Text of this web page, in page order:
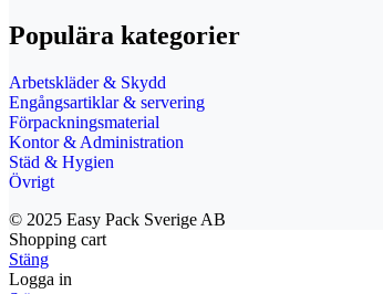
Populära kategorier
Arbetskläder & Skydd
Engångsartiklar & servering
Förpackningsmaterial
Kontor & Administration
Städ & Hygien
Övrigt
© 2025 Easy Pack Sverige AB
Shopping cart
Stäng
Logga in